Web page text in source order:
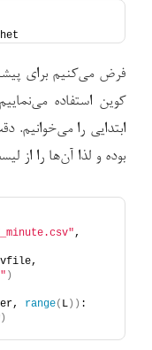
فرض می‌کنیم برای
ابتدایی را می‌خوانیم.
بوده و لذا آن‌ها را از
,
)
range( L )) :
)